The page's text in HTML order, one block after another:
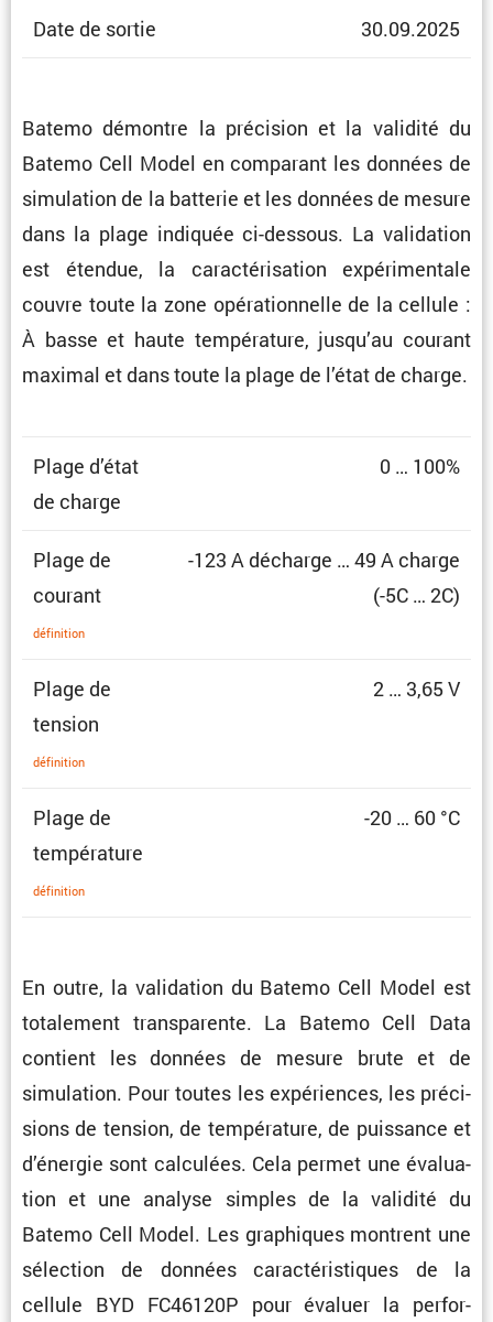
Date de sortie 30.09.2025
Batemo démontre la préci­sion et la validité du
Batemo Cell Model en compa­rant les données de
simula­tion de la batterie et les données de mesure
dans la plage indiquée ci-dessous. La valida­tion
est étendue, la carac­té­ri­sa­tion expéri­men­tale
couvre toute la zone opéra­tion­nelle de la cellule :
À basse et haute tempé­ra­ture, jusqu’au courant
maximal et dans toute la plage de l’état de charge.
Plage d’état
de charge
0 … 100%
Plage de
courant
défini­tion
-123 A décharge … 49 A charge
(-5C … 2C)
Plage de
tension
défini­tion
2 … 3,65 V
Plage de
température
défini­tion
-20 … 60 °C
En outre, la valida­tion du Batemo Cell Model est
totale­ment trans­pa­rente. La Batemo Cell Data
contient les données de mesure brute et de
simula­tion. Pour toutes les expériences, les préci­
sions de tension, de tempé­ra­ture, de puissance et
d’énergie sont calcu­lées. Cela permet une évalua­
tion et une analyse simples de la validité du
Batemo Cell Model. Les graphiques montrent une
sélec­tion de données carac­té­ris­tiques de la
cellule BYD FC46120P pour évaluer la perfor­